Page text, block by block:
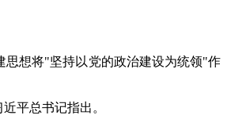
思想将"坚持以党的政治建设为统领"作
平总书记指出。